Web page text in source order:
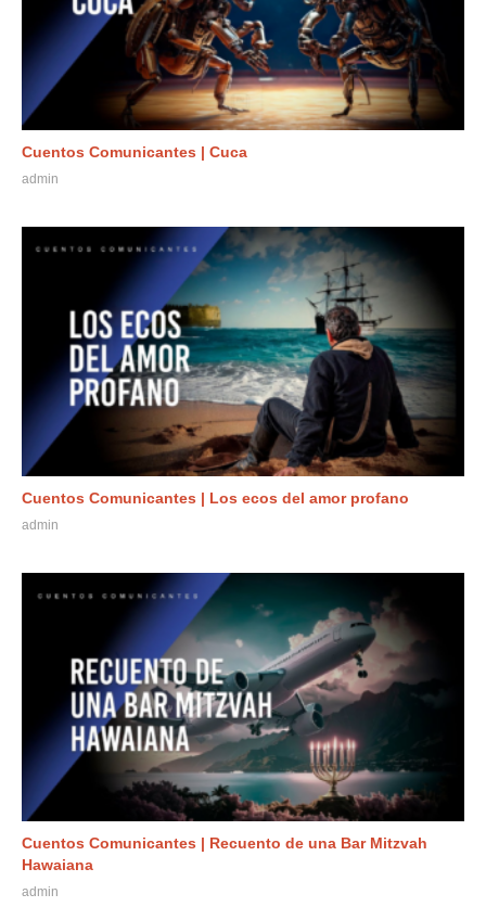
Cuentos Comunicantes | Cuca
admin
Cuentos Comunicantes | Los ecos del amor profano
admin
Cuentos Comunicantes | Recuento de una Bar Mitzvah
Hawaiana
admin